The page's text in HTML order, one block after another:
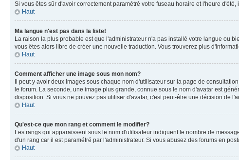
Si vous êtes sûr d'avoir correctement paramétré votre fuseau horaire et l'heure
Haut
Ma langue n'est pas dans la liste!
La raison la plus probable est que l'administrateur n'a pas installé votre langue ou
vous êtes alors libre de créer une nouvelle traduction. Vous trouverez plus
Haut
Comment afficher une image sous mon nom?
Il peut y avoir deux images sous chaque nom d'utilisateur sur la page de
le forum. La seconde, une image plus grande, connue sous le nom d'avatar est
disposition. Si vous ne pouvez pas utiliser d'avatar, c'est peut-être une décision de
Haut
Qu'est-ce que mon rang et comment le modifier?
Les rangs qui apparaissent sous le nom d'utilisateur indiquent le nombre de
d'un rang car il est paramétré par l'administrateur. Si vous abusez des forums en
Haut